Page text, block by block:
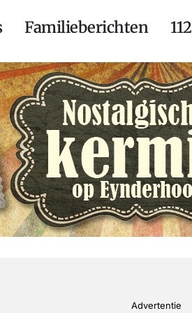
Familieberichten 112
Advertentie